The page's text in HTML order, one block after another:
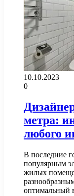
10.10.2023
0
метра:
любого
В последние
популярным
жилых
оптимальный